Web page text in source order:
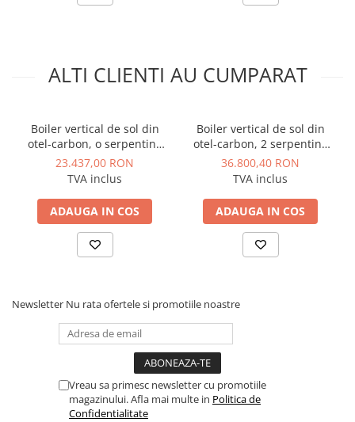
ALTI CLIENTI AU CUMPARAT
Boiler vertical de sol din
otel-carbon, o serpentina
extractabila tip U, 924 litri,
8 bar, OMB model QS/X-RF
23.437,00 RON
TVA inclus
ADAUGA IN COS
Boiler vertical de sol din
otel-carbon, 2 serpentine
extractabile tip U, 2605 litri,
6 bar, OMB model QT/X-RF
36.800,40 RON
TVA inclus
ADAUGA IN COS
Newsletter Nu rata ofertele si promotiile noastre
Vreau sa primesc newsletter cu promotiile
magazinului. Afla mai multe in Politica de
Confidentialitate